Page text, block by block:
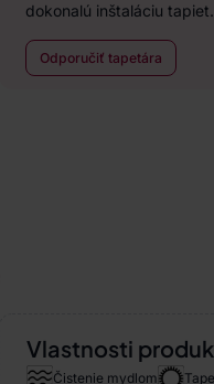
dokonalú inštaláciu tapiet.
Odporučiť tapetára
Vlastnosti
Čistenie mydlom